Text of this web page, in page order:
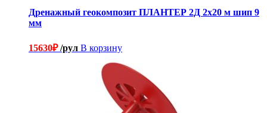
Дренажный геокомпозит ПЛАНТЕР 2Д 2х20 м шип 9
мм
15630₽/рул В корзину